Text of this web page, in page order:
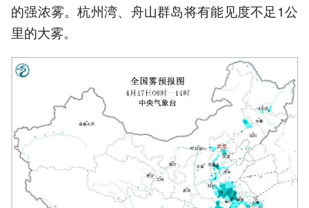
的强浓雾。杭州湾、舟山群岛将有能见度不足1公
里的大雾。